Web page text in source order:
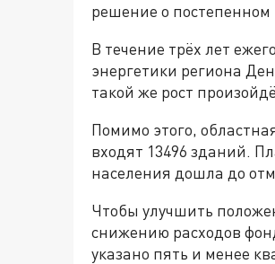
решение о
В течение трёх лет
энергетики региона
такой же рост
Помимо этого,
входят 13496 зданий.
населения дошла до
Чтобы улучшить
снижению расходов
указано пять и менее